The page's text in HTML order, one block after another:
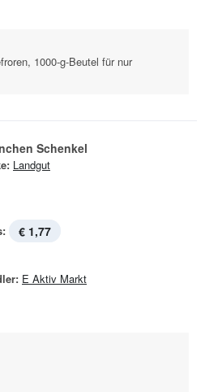
1000-g-Beutel für nur
Schenkel
Landgut
€ 1,77
E Aktiv Markt